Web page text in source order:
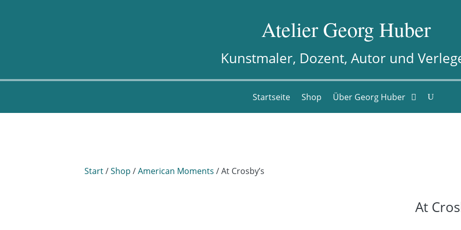
Atelier Georg Huber
Kunstmaler, Dozent, Autor und
Startseite Shop Über Georg Huber
Start/Shop /American Moments / At Crosby’s
At